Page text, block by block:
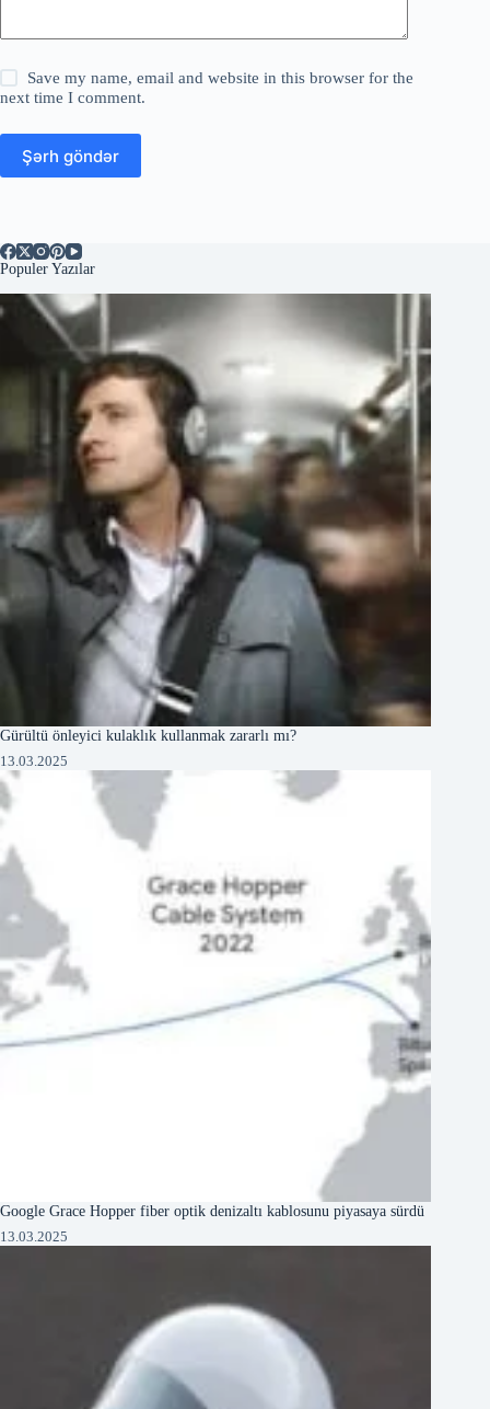
Save my name, email and website in this browser for the
next time I comment.
Şərh göndər
Populer Yazılar
Gürültü önleyici kulaklık kullanmak zararlı mı?
13.03.2025
Google Grace Hopper fiber optik denizaltı kablosunu piyasaya sürdü
13.03.2025